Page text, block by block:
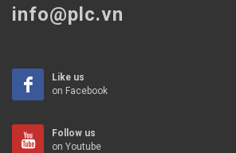
info@plc.vn
Like us
on Facebook
Follow us
on Youtube